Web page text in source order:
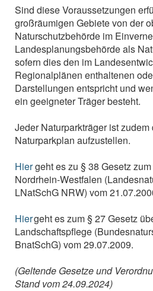
Sind diese Voraussetzungen
großräumigen Gebiete von der
Naturschutzbehörde im
Landesplanungsbehörde als
sofern dies den im
Regionalplänen enthaltenen
Darstellungen entspricht und
ein geeigneter Träger besteht.
Jeder Naturparkträger ist
Naturparkplan aufzustellen.
Hiergeht es zu § 38 Gesetz
Nordrhein-Westfalen
LNatSchG NRW) vom
Hiergeht es zum § 27 Gesetz
Landschaftspflege
BnatSchG) vom 29.07.2009.
(Geltende Gesetze und
Stand vom 24.09.2024)